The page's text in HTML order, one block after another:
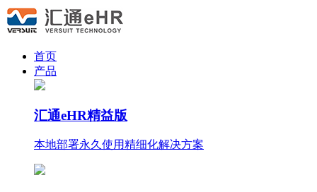
首页
产品
汇通eHR精益版
本地部署永久使用精细化解决方案